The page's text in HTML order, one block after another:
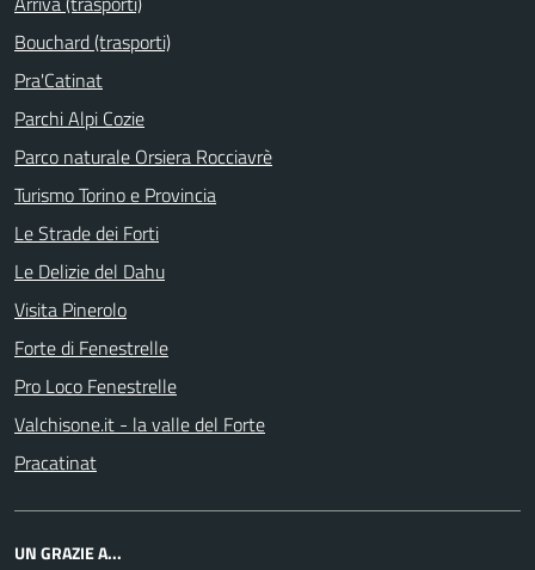
Bouchard (trasporti)
Pra'Catinat
Parchi Alpi Cozie
Parco naturale Orsiera Rocciavrè
Turismo Torino e Provincia
Le Strade dei Forti
Le Delizie del Dahu
Visita Pinerolo
Forte di Fenestrelle
Pro Loco Fenestrelle
Valchisone.it - la valle del Forte
Pracatinat
UN GRAZIE A...